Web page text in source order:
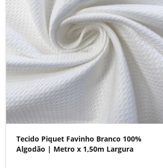
Tecido Piquet Favinho Branco 100%
Algodão | Metro x 1,50m Largura